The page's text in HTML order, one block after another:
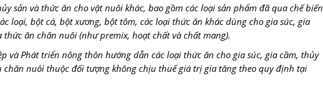
sản và thức ăn cho vật nuôi khác, bao gồm các loại sản phẩm đã qua chế biến
loại, bột cá, bột xương, bột tôm, các loại thức ăn khác dùng cho gia súc, gia
ăn chăn nuôi (như premix, hoạt chất và chất mang).
và Phát triển nông thôn hướng dẫn các loại thức ăn cho gia súc, gia cầm, thủy
chăn nuôi thuộc đối tượng không chịu thuế giá trị gia tăng theo quy định tại